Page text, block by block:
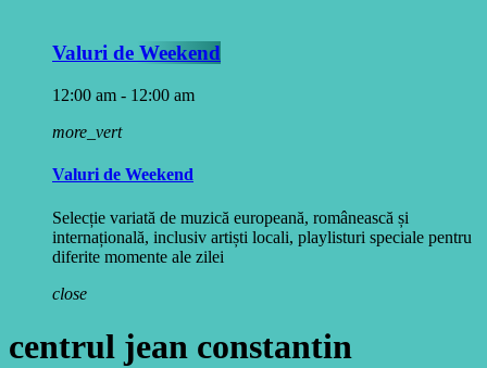
Valuri de Weekend
12:00 am - 12:00 am
more_vert
Valuri de Weekend
Selecție variată de muzică europeană, românească și
internațională, inclusiv artiști locali, playlisturi speciale pentru
diferite momente ale zilei
close
centrul jean constantin